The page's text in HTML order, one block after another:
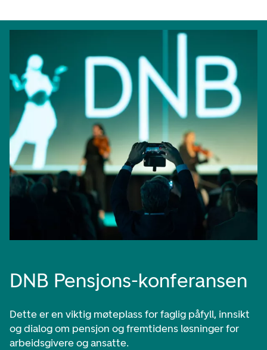
DNB Pensjons-konferansen
Dette er en viktig møteplass for faglig påfyll, innsikt
og dialog om pensjon og fremtidens løsninger for
arbeidsgivere og ansatte.